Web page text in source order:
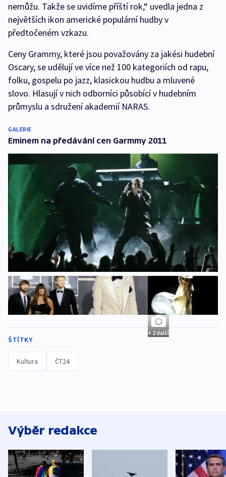
nemůžu. Takže se uvidíme příští rok,“ uvedla jedna z
největších ikon americké populární hudby v
předtočeném vzkazu.
Ceny Grammy, které jsou považovány za jakési hudební
Oscary, se udělují ve více než 100 kategoriích od rapu,
folku, gospelu po jazz, klasickou hudbu a mluvené
slovo. Hlasují v nich odborníci působící v hudebním
průmyslu a sdružení akademií NARAS.
GALERIE
Eminem na předávání cen Garmmy 2011
+ 2 další
ŠTÍTKY
Kultura ČT24
Výběr redakce